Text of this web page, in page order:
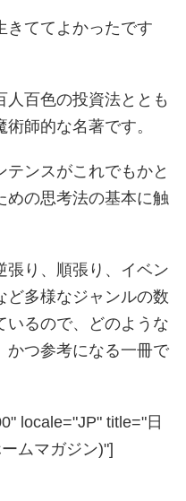
きててよかったです
人百色の投資法ととも
師的な名著です。
ンスがこれでもかと
めの思考法の基本に触
張り、順張り、イベン
ど多様なジャンルの数
いるので、どのような
かつ参考になる一冊で
locale="JP" title="日
ムマガジン)"]